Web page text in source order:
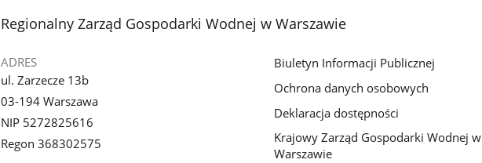
stopka
Regionalny Zarząd Gospodarki Wodnej w Warszawie
ADRES
ul. Zarzecze 13b
03-194 Warszawa
NIP 5272825616
Regon 368302575
Biuletyn Informacji Publicznej
Ochrona danych osobowych
Deklaracja dostępności
Krajowy Zarząd Gospodarki Wodnej w
Warszawie